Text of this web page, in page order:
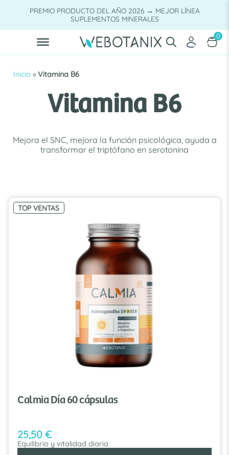
PREMIO PRODUCTO DEL AÑO 2026 → MEJOR LÍNEA
SUPLEMENTOS MINERALES
0
Inicio » Vitamina B6
Vitamina B6
Mejora el SNC, mejora la función psicológica, ayuda a
transformar el triptófano en serotonina
TOP VENTAS
Calmia Día 60 cápsulas
25,50 €
Equilibrio y vitalidad diaria